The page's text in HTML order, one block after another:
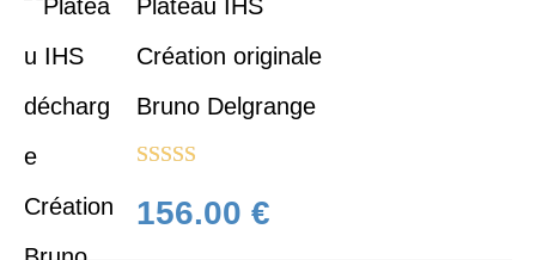
Plateau IHS
Création originale
Bruno Delgrange
sur 5
156.00 €